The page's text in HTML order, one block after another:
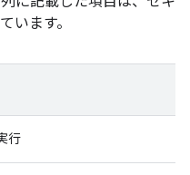
います。
行